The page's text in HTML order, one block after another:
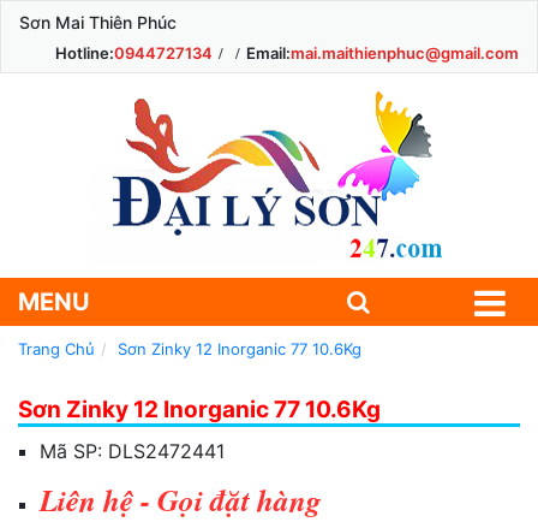
Sơn Mai Thiên Phúc
Hotline:0944727134 Email:mai.maithienphuc@gmail.com
MENU
Trang Chủ Sơn Zinky 12 Inorganic 77 10.6Kg
Sơn Zinky 12 Inorganic 77 10.6Kg
Mã SP: DLS2472441
Liên hệ - Gọi đặt hàng